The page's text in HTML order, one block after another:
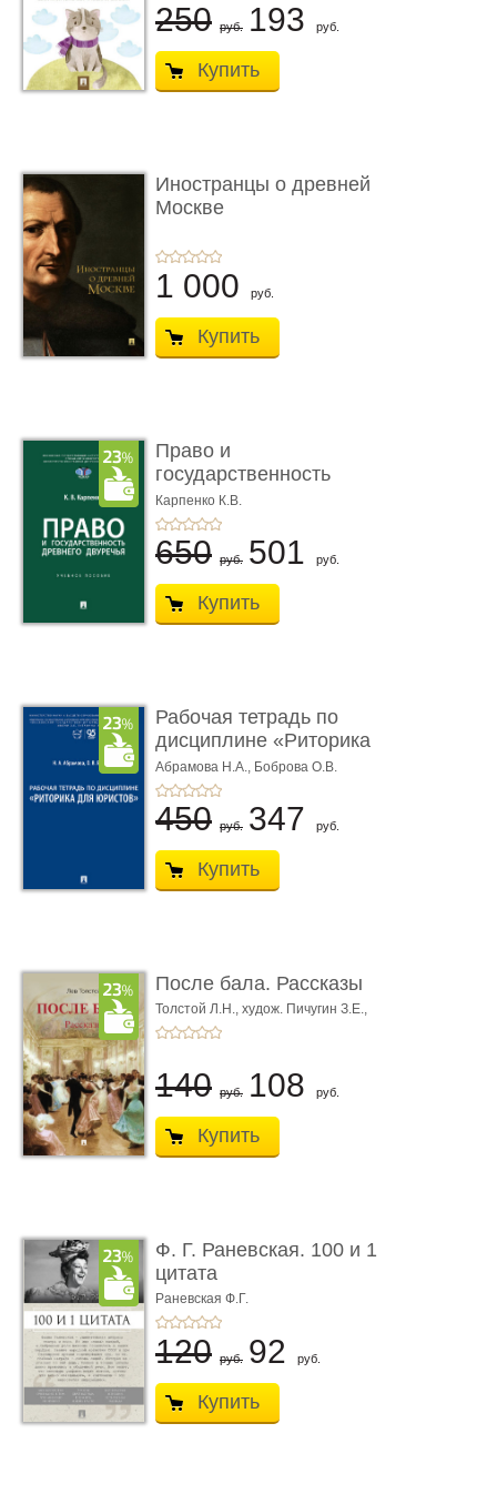
250 руб. 193 руб.
Купить
Иностранцы о древней
Москве
1 000 руб.
Купить
Право и
государственность
Древнего Двуречья. �
...
Карпенко К.В.
650 руб. 501 руб.
Купить
Рабочая тетрадь по
дисциплине «Риторика
для ю� ...
Абрамова Н.А., Боброва О.В.
450 руб. 347 руб.
Купить
После бала. Рассказы
Толстой Л.Н., худож. Пичугин З.Е.,
худож. Лебедев А.И.,
140 руб. 108 руб.
Купить
Ф. Г. Раневская. 100 и 1
цитата
Раневская Ф.Г.
120 руб. 92 руб.
Купить